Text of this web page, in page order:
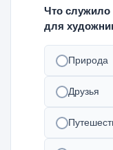
Что служило
для
Природа
Друзья